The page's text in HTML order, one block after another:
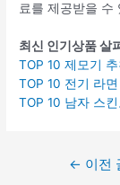
료를 제공받을 수
최신 인기상품 살
TOP 10 제모기
TOP 10 전기 라
TOP 10 남자 스
← 이전